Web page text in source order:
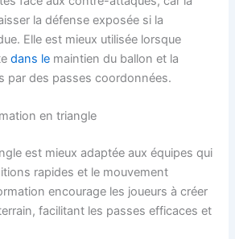
la défense exposée si la
Elle est mieux utilisée lorsque
dans le maintien du ballon et la
par des passes coordonnées.
en triangle
est mieux adaptée aux équipes qui
rapides et le mouvement
encourage les joueurs à créer
facilitant les passes efficaces et